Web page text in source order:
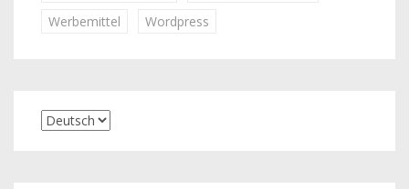
Werbemittel
Wordpress